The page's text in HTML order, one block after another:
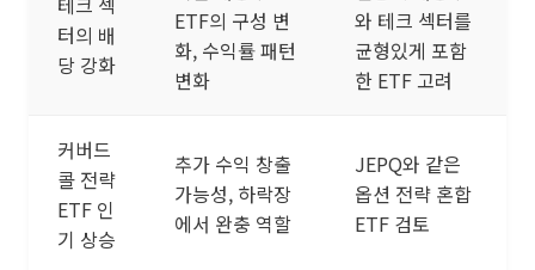
터의 배
당 강화
ETF의 구성 변
화, 수익률 패턴
변화
와 테크 섹터를
균형있게 포함
한 ETF 고려
커버드
콜 전략
ETF 인
기 상승
추가 수익 창출
가능성, 하락장
에서 완충 역할
JEPQ와 같은
옵션 전략 혼합
ETF 검토